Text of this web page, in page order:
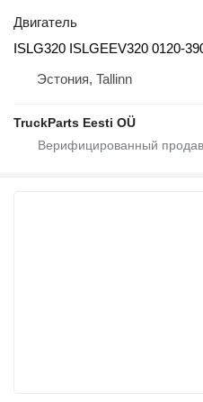
Двигатель
ISLG320 ISLGEEV320 0120-
Эстония, Tallinn
TruckParts Eesti OÜ